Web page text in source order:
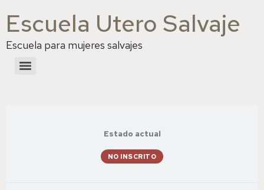
Escuela Utero Salvaje
Escuela para mujeres salvajes
Estado actual
NO INSCRITO